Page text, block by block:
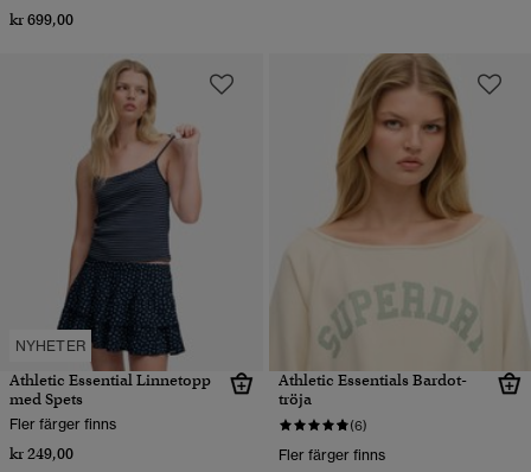
kr 699,00
NYHETER
Athletic Essential Linnetopp
med Spets
Fler färger finns
kr 249,00
Athletic Essentials Bardot-
tröja
(6)
Fler färger finns